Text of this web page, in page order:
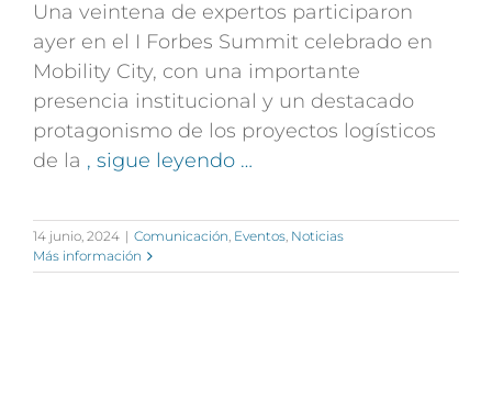
Una veintena de expertos participaron
ayer en el I Forbes Summit celebrado en
Mobility City, con una importante
presencia institucional y un destacado
protagonismo de los proyectos logísticos
de la , sigue leyendo …
14 junio, 2024 | Comunicación, Eventos, Noticias
Más información